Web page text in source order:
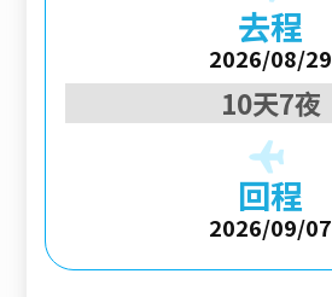
去程
2026/08/29
10天7夜
回程
2026/09/07